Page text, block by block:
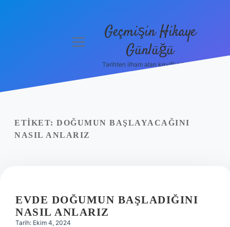
Yasal Uyarı
menüyü
Geçmişin Hikaye
Günlüğü
Tarihten ilham alan keyifli bilgiler!
ETIKET: DOĞUMUN BAŞLAYACAĞINI
NASIL ANLARIZ
EVDE DOĞUMUN BAŞLADIĞINI
NASIL ANLARIZ
Tarih: Ekim 4, 2024